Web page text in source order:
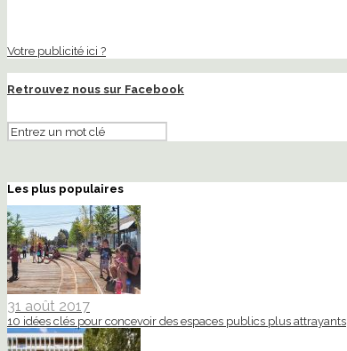
Votre publicité ici ?
Retrouvez nous sur Facebook
Les plus populaires
31 août 2017
10 idées clés pour concevoir des espaces publics plus attrayants